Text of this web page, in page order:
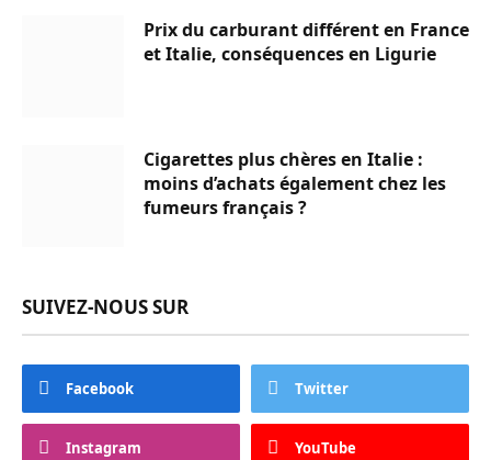
Prix du carburant différent en France
et Italie, conséquences en Ligurie
Cigarettes plus chères en Italie :
moins d’achats également chez les
fumeurs français ?
SUIVEZ-NOUS SUR
Facebook Twitter
Instagram YouTube